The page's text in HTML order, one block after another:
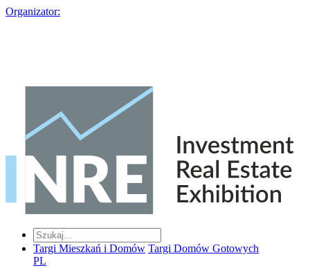
Organizator:
Targi Mieszkań i Domów Targi Domów Gotowych
PL